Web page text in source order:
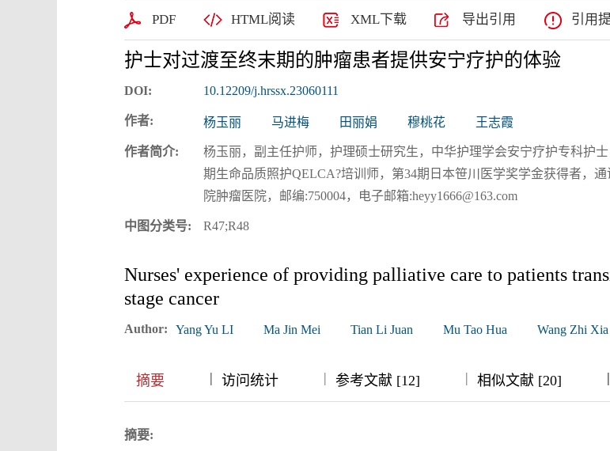
PDF HTML阅读 XML下载 导出引用 引用
护士对过渡至终末期的肿瘤患者提供安宁疗护的体验
DOI: 10.12209/j.hrssx.23060111
作者: 杨玉丽 马进梅 田丽娟 穆桃花 王志霞
作者简介:
杨玉丽，副主任护师，护理硕士研究生，中华护理学会安宁疗护专科护
期生命品质照护QELCA?培训师，第34期日本笹川医学奖学金获得者，
院肿瘤医院，邮编:750004，电子邮箱:heyy1666@163.com
中图分类号: R47;R48
Nurses' experience of providing palliative care to patients
stage cancer
Author: Yang Yu LI Ma Jin Mei Tian Li Juan Mu Tao Hua Wang Zhi Xia
摘要 || 访问统计 | 参考文献 [12] | 相似文献 [20] |||
摘要: